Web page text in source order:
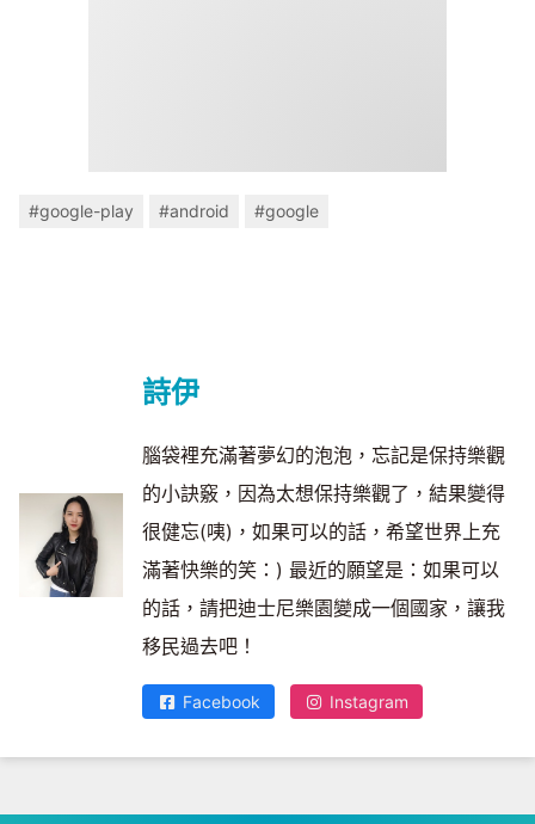
#google-play #android #google
詩伊
腦袋裡充滿著夢幻的泡泡，忘記是保持樂觀
的小訣竅，因為太想保持樂觀了，結果變得
很健忘(咦)，如果可以的話，希望世界上充
滿著快樂的笑：) 最近的願望是：如果可以
的話，請把迪士尼樂園變成一個國家，讓我
移民過去吧！
Facebook Instagram